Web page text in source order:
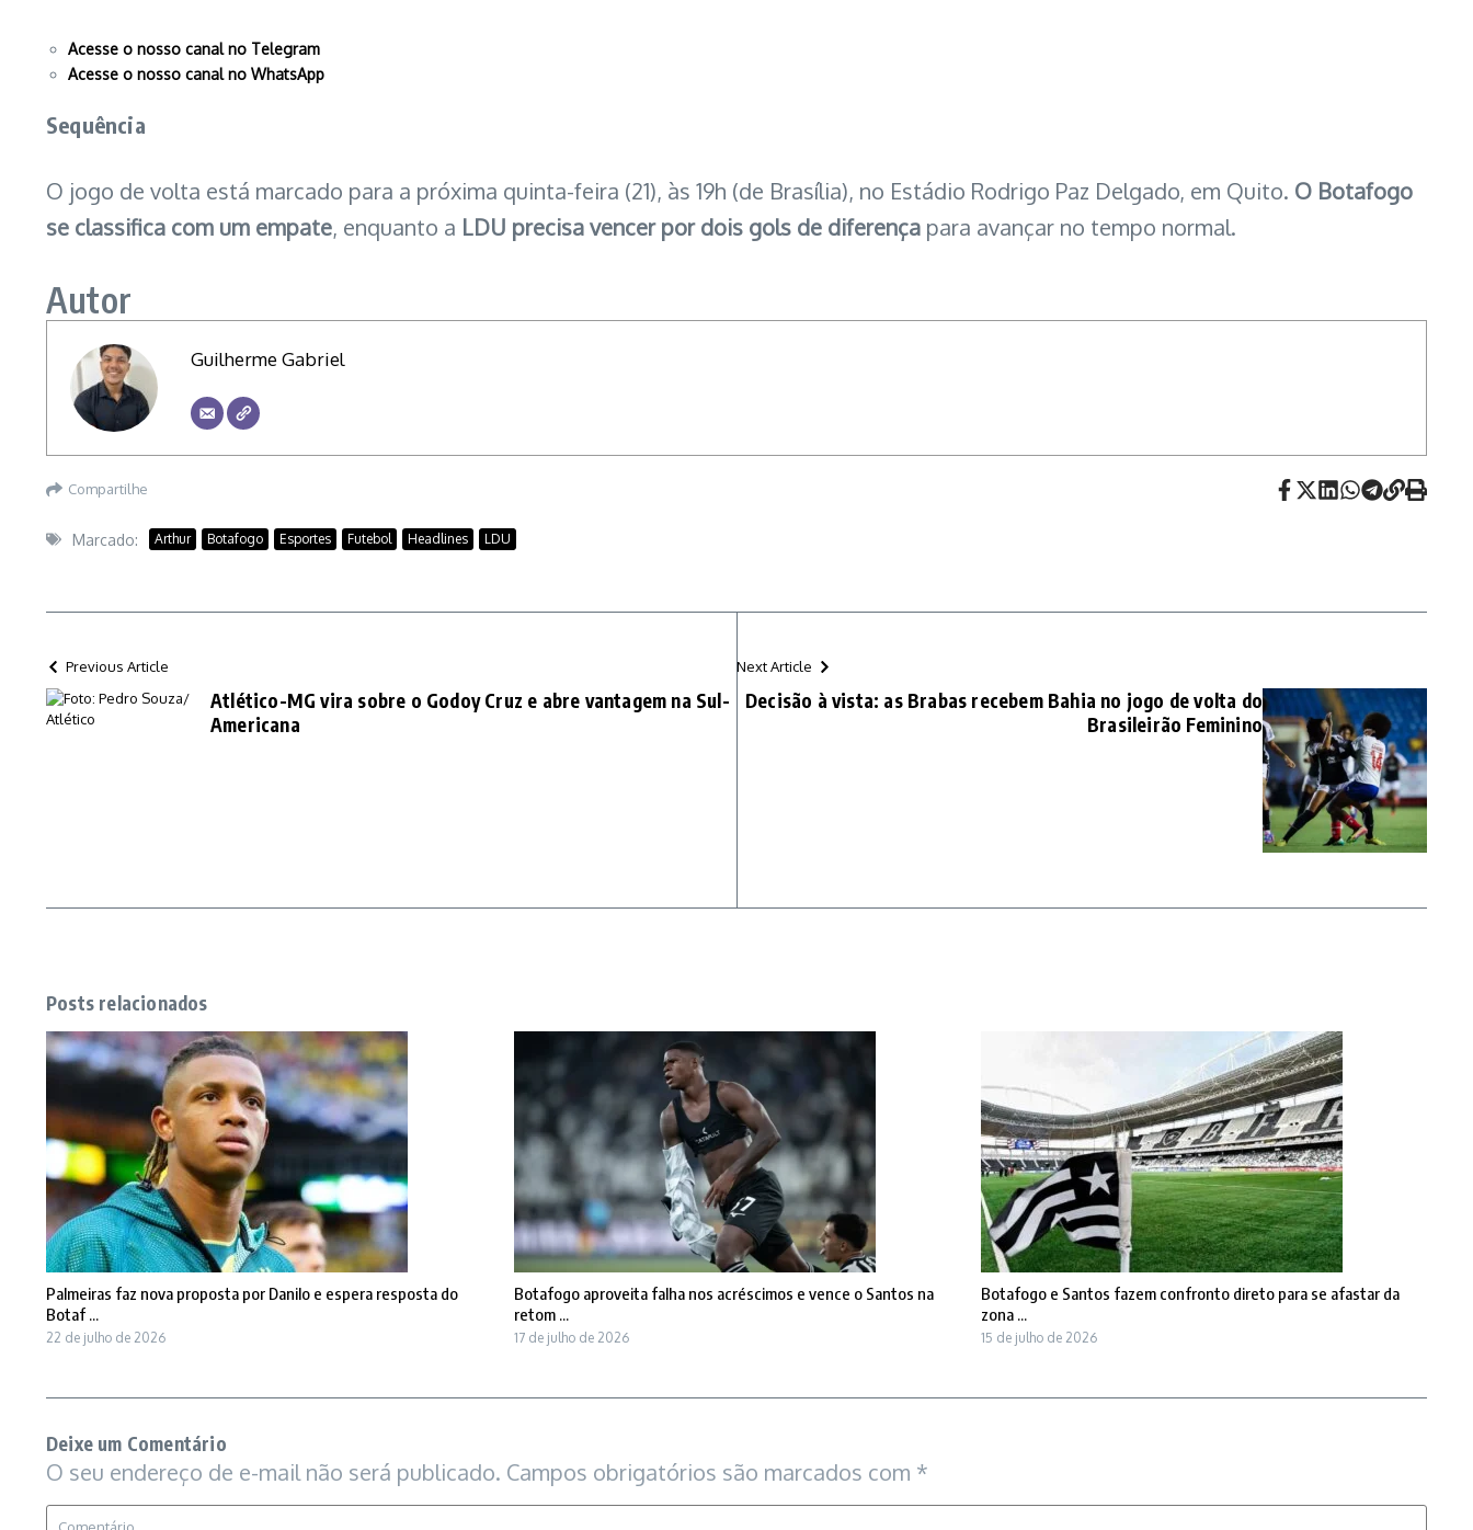
Acesse o nosso canal no Telegram
Acesse o nosso canal no WhatsApp
Sequência
O jogo de volta está marcado para a próxima quinta-feira (21), às 19h (de Brasília), no Estádio Rodrigo Paz Delgado, em Quito. O Botafogo
se classifica com um empate, enquanto a LDU precisa vencer por dois gols de diferença para avançar no tempo normal.
Autor
Guilherme Gabriel
Compartilhe
Marcado: Arthur Botafogo Esportes Futebol Headlines LDU
Previous Article
Atlético-MG vira sobre o Godoy Cruz e abre vantagem na Sul-
Americana
Next Article
Decisão à vista: as Brabas recebem Bahia no jogo de volta do
Brasileirão Feminino
Posts relacionados
Palmeiras faz nova proposta por Danilo e espera resposta do
Botaf ...
22 de julho de 2026
Botafogo aproveita falha nos acréscimos e vence o Santos na
retom ...
17 de julho de 2026
Botafogo e Santos fazem confronto direto para se afastar da
zona ...
15 de julho de 2026
Deixe um Comentário
O seu endereço de e-mail não será publicado. Campos obrigatórios são marcados com *